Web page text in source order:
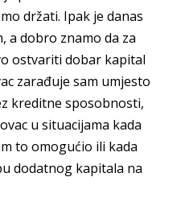
držati. Ipak je danas
a dobro znamo da za
ostvariti dobar kapital
zarađuje sam umjesto
kreditne sposobnosti,
u situacijama kada
to omogućio ili kada
dodatnog kapitala na